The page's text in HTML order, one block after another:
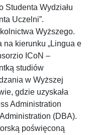
Studenta Wydziału
Uczelni”.
Wyższego.
na kierunku „Lingua e
ICoN –
studiów
w Wyższej
gdzie uzyskała
Administration
(DBA).
poświęconą